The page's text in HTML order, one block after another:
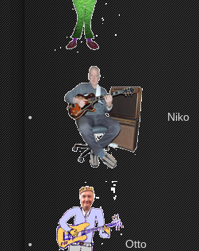
Niko
Otto